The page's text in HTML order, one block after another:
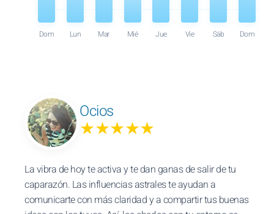
Dom Lun Mar Mié Jue Vie Sáb Dom
Ocios
★★★★★
La vibra de hoy te activa y te dan ganas de salir de tu
caparazón. Las influencias astrales te ayudan a
comunicarte con más claridad y a compartir tus buenas